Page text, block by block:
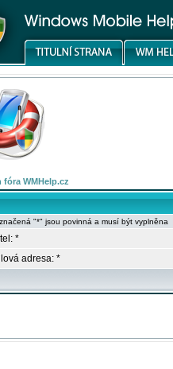
fóra WMHelp.cz
"*" jsou povinná a musí být vyplněna
*
adresa: *